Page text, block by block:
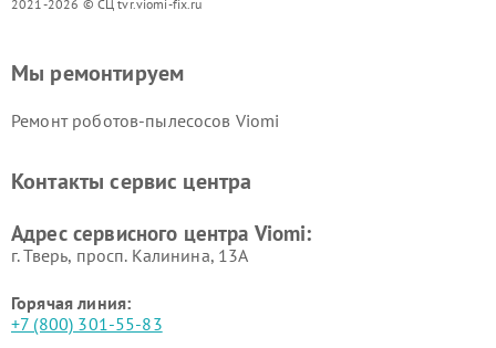
2021-2026 © СЦ tvr.viomi-fix.ru
Мы ремонтируем
Ремонт роботов-пылесосов Viomi
Контакты сервис центра
Адрес сервисного центра Viomi:
г. Тверь, просп. Калинина, 13А
Горячая линия:
+7 (800) 301-55-83